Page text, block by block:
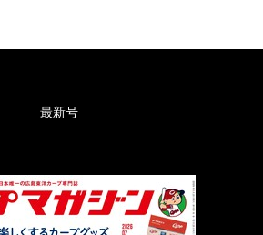
最新号